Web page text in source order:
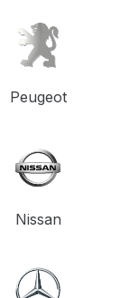
Peugeot
Nissan